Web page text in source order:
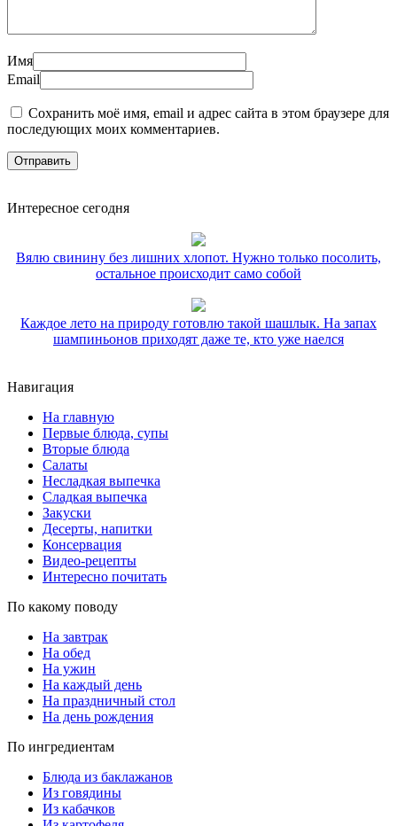
Имя
Email
Сохранить моё имя, email и адрес сайта в этом браузере для
последующих моих комментариев.
Интересное сегодня
Вялю свинину без лишних хлопот. Нужно только посолить,
остальное происходит само собой
Каждое лето на природу готовлю такой шашлык. На запах
шампиньонов приходят даже те, кто уже наелся
Навигация
На главную
Первые блюда, супы
Вторые блюда
Салаты
Несладкая выпечка
Сладкая выпечка
Закуски
Десерты, напитки
Консервация
Видео-рецепты
Интересно почитать
По какому поводу
На завтрак
На обед
На ужин
На каждый день
На праздничный стол
На день рождения
По ингредиентам
Блюда из баклажанов
Из говядины
Из кабачков